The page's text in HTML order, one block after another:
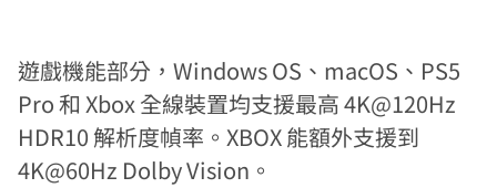
遊戲機能部分，Windows OS、macOS、PS5
Pro 和 Xbox 全線裝置均支援最高 4K@120Hz
HDR10 解析度幀率。XBOX 能額外支援到
4K@60Hz Dolby Vision。